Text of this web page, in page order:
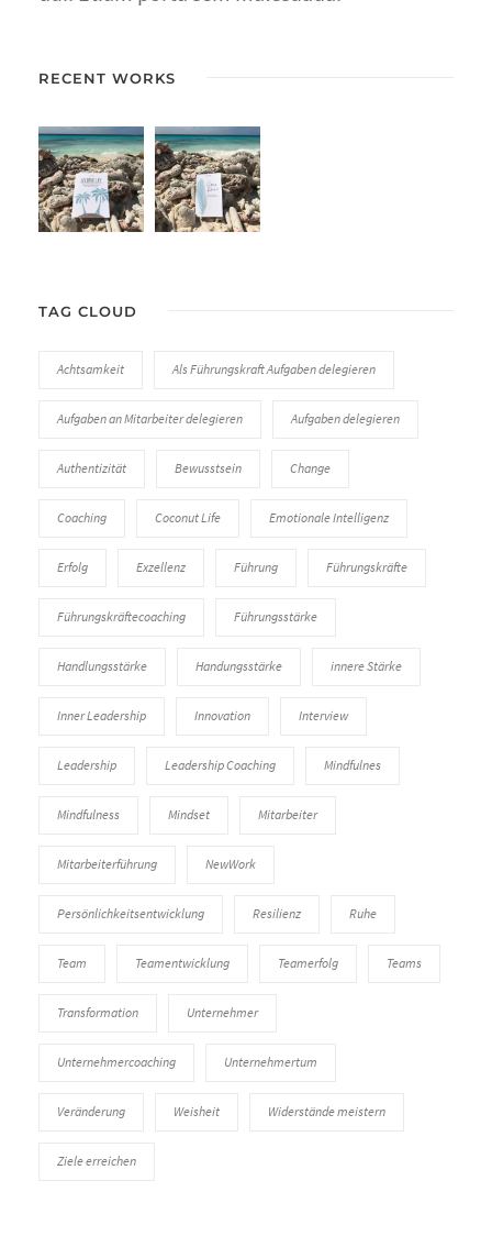
RECENT WORKS
TAG CLOUD
Achtsamkeit Als Führungskraft Aufgaben delegieren
Aufgaben an Mitarbeiter delegieren Aufgaben delegieren
Authentizität Bewusstsein Change
Coaching Coconut Life Emotionale Intelligenz
Erfolg Exzellenz Führung Führungskräfte
Führungskräftecoaching Führungsstärke
Handlungsstärke Handungsstärke innere Stärke
Inner Leadership Innovation Interview
Leadership Leadership Coaching Mindfulnes
Mindfulness Mindset Mitarbeiter
Mitarbeiterführung NewWork
Persönlichkeitsentwicklung Resilienz Ruhe
Team Teamentwicklung Teamerfolg Teams
Transformation Unternehmer
Unternehmercoaching Unternehmertum
Veränderung Weisheit Widerstände meistern
Ziele erreichen